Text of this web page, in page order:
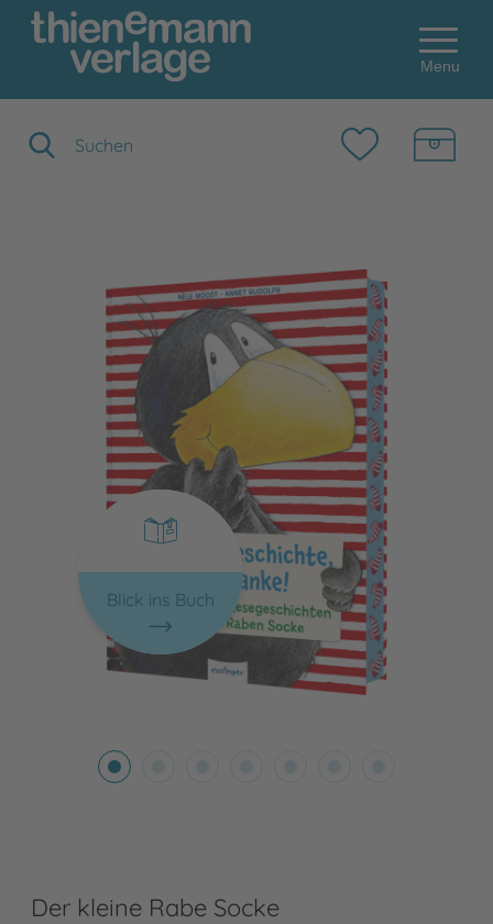
Menu
Blick ins Buch
Der kleine Rabe Socke